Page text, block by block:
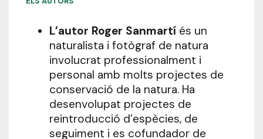
L’autor Roger Sanmartíés un
naturalista i fotògraf de natura
involucrat professionalment i
personal amb molts projectes de
conservació de la natura. Ha
desenvolupat projectes de
reintroducció d’espècies, de
seguiment i es cofundador de